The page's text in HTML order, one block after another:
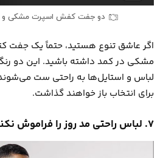
دو جفت کفش اسپرت مشکی و
اگر عاشق تنوع هستید، حتماً یک جفت
مشکی در کمد داشته باشید. این دو
لباس و استایل‌ها به راحتی ست
برای انتخاب باز خواهند گذاشت.
۷. لباس راحتی مد روز را فراموش نکنید